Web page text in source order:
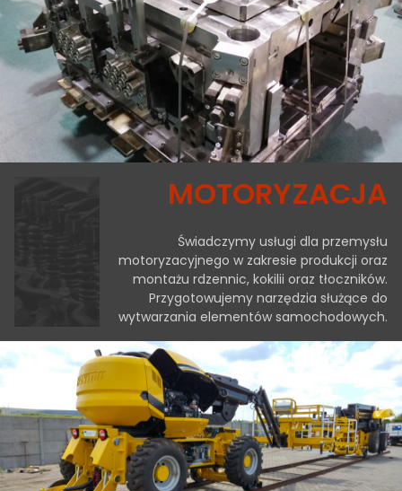
MOTORYZACJA
Świadczymy usługi dla przemysłu
motoryzacyjnego w zakresie produkcji oraz
montażu rdzennic, kokilii oraz tłoczników.
Przygotowujemy narzędzia służące do
wytwarzania elementów samochodowych.